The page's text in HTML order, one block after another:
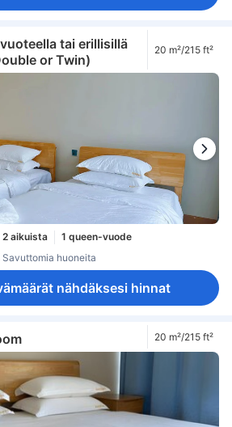
tai erillisillä
or Twin)
20 m²/215 ft²
2 aikuista
1 queen-vuode
Savuttomia huoneita
nähdäksesi hinnat
20 m²/215 ft²